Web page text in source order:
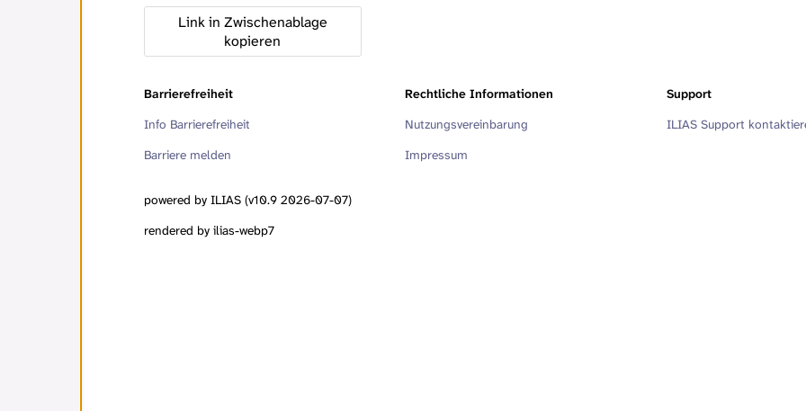
Link in Zwischenablage
kopieren
Barrierefreiheit
Info Barrierefreiheit
Barriere melden
Rechtliche Informationen
Nutzungsvereinbarung
Impressum
Support
ILIAS Support
powered by ILIAS (v10.9 2026-07-07)
rendered by ilias-webp7